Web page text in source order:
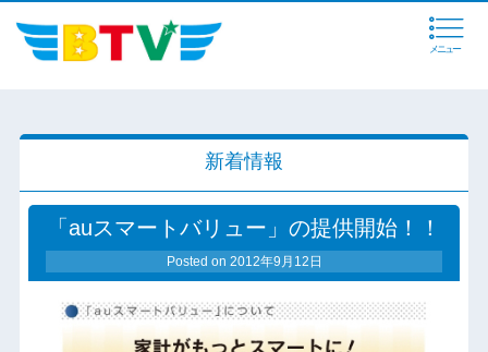
メニュー
新着情報
「auスマートバリュー」の提供開始！！
Posted on 2012年9月12日